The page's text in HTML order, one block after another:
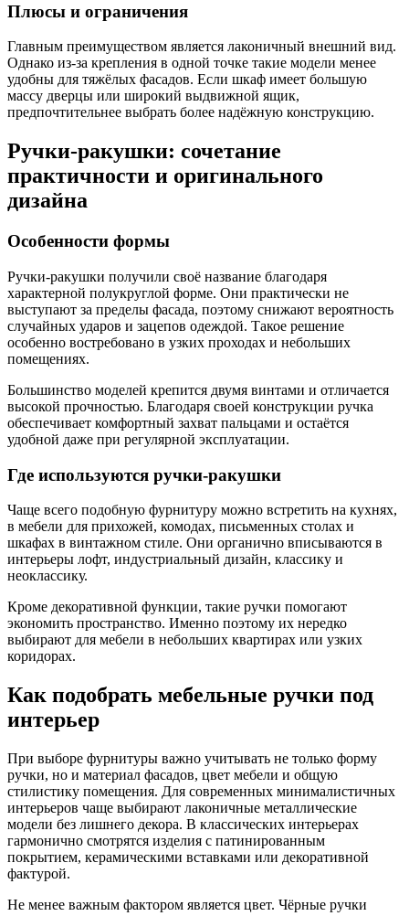
Плюсы и ограничения
Главным преимуществом является лаконичный внешний вид.
Однако из-за крепления в одной точке такие модели менее
удобны для тяжёлых фасадов. Если шкаф имеет большую
массу дверцы или широкий выдвижной ящик,
предпочтительнее выбрать более надёжную конструкцию.
Ручки-ракушки: сочетание
практичности и оригинального
дизайна
Особенности формы
Ручки-ракушки получили своё название благодаря
характерной полукруглой форме. Они практически не
выступают за пределы фасада, поэтому снижают вероятность
случайных ударов и зацепов одеждой. Такое решение
особенно востребовано в узких проходах и небольших
помещениях.
Большинство моделей крепится двумя винтами и отличается
высокой прочностью. Благодаря своей конструкции ручка
обеспечивает комфортный захват пальцами и остаётся
удобной даже при регулярной эксплуатации.
Где используются ручки-ракушки
Чаще всего подобную фурнитуру можно встретить на кухнях,
в мебели для прихожей, комодах, письменных столах и
шкафах в винтажном стиле. Они органично вписываются в
интерьеры лофт, индустриальный дизайн, классику и
неоклассику.
Кроме декоративной функции, такие ручки помогают
экономить пространство. Именно поэтому их нередко
выбирают для мебели в небольших квартирах или узких
коридорах.
Как подобрать мебельные ручки под
интерьер
При выборе фурнитуры важно учитывать не только форму
ручки, но и материал фасадов, цвет мебели и общую
стилистику помещения. Для современных минималистичных
интерьеров чаще выбирают лаконичные металлические
модели без лишнего декора. В классических интерьерах
гармонично смотрятся изделия с патинированным
покрытием, керамическими вставками или декоративной
фактурой.
Не менее важным фактором является цвет. Чёрные ручки